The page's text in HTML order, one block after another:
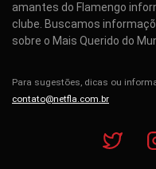
amantes do Flamengo
clube. Buscamos
sobre o Mais Querido do
Para sugestões, dicas ou
contato@netfla.com.br